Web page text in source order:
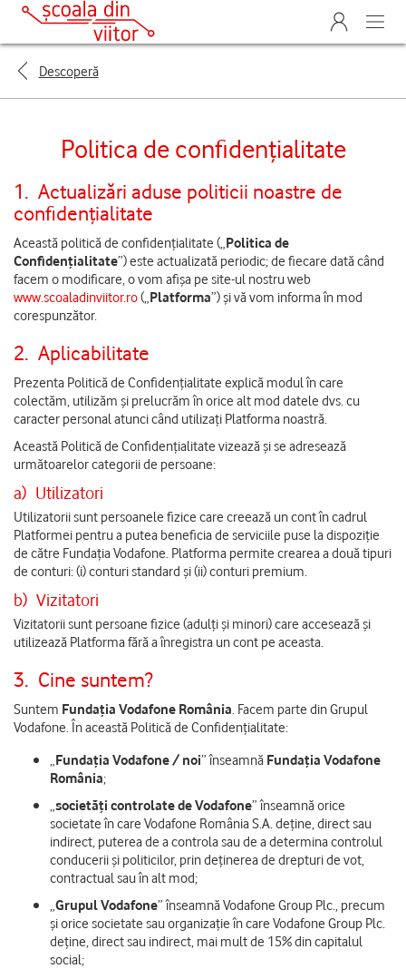
Descoperă
Politica de confidențialitate
1. Actualizări aduse politicii noastre de
confidențialitate
Această politică de confidențialitate („Politica de
Confidențialitate”) este actualizată periodic; de fiecare dată când
facem o modificare, o vom afișa pe site-ul nostru web
www.scoaladinviitor.ro(„Platforma”) și vă vom informa în mod
corespunzător.
2. Aplicabilitate
Prezenta Politică de Confidențialitate explică modul în care
colectăm, utilizăm și prelucrăm în orice alt mod datele dvs. cu
caracter personal atunci când utilizați Platforma noastră.
Această Politică de Confidențialitate vizează și se adresează
următoarelor categorii de persoane:
a) Utilizatori
Utilizatorii sunt persoanele fizice care creează un cont în cadrul
Platformei pentru a putea beneficia de serviciile puse la dispoziție
de către Fundația Vodafone. Platforma permite crearea a două tipuri
de conturi: (i) conturi standard și (ii) conturi premium.
b) Vizitatori
Vizitatorii sunt persoane fizice (adulți și minori) care accesează și
utilizează Platforma fără a înregistra un cont pe aceasta.
3. Cine suntem?
Suntem Fundația Vodafone România. Facem parte din Grupul
Vodafone. În această Politică de Confidențialitate:
„Fundația Vodafone / noi” înseamnă Fundația Vodafone
România;
„societăți controlate de Vodafone” înseamnă orice
societate în care Vodafone România S.A. deține, direct sau
indirect, puterea de a controla sau de a determina controlul
conducerii și politicilor, prin deținerea de drepturi de vot,
contractual sau în alt mod;
„Grupul Vodafone” înseamnă Vodafone Group Plc., precum
și orice societate sau organizație în care Vodafone Group Plc.
deține, direct sau indirect, mai mult de 15% din capitalul
social;